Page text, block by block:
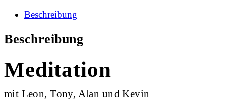
Beschreibung
Beschreibung
Meditation
mit Leon, Tony, Alan und Kevin